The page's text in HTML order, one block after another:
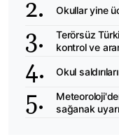
Okullar yine
Terörsüz
kontrol ve
Okul
sağanak